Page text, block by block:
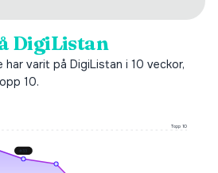
DigiListan
har varit på DigiListan i 10 veckor,
10.
Topp 10
# 33